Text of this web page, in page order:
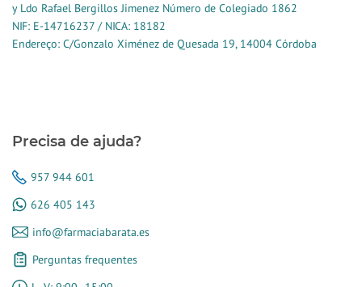
y Ldo Rafael Bergillos Jimenez Número de Colegiado 1862
NIF: E-14716237 / NICA: 18182
Endereço: C/Gonzalo Ximénez de Quesada 19, 14004 Córdoba
Precisa de ajuda?
957 944 601
626 405 143
info@farmaciabarata.es
Perguntas frequentes